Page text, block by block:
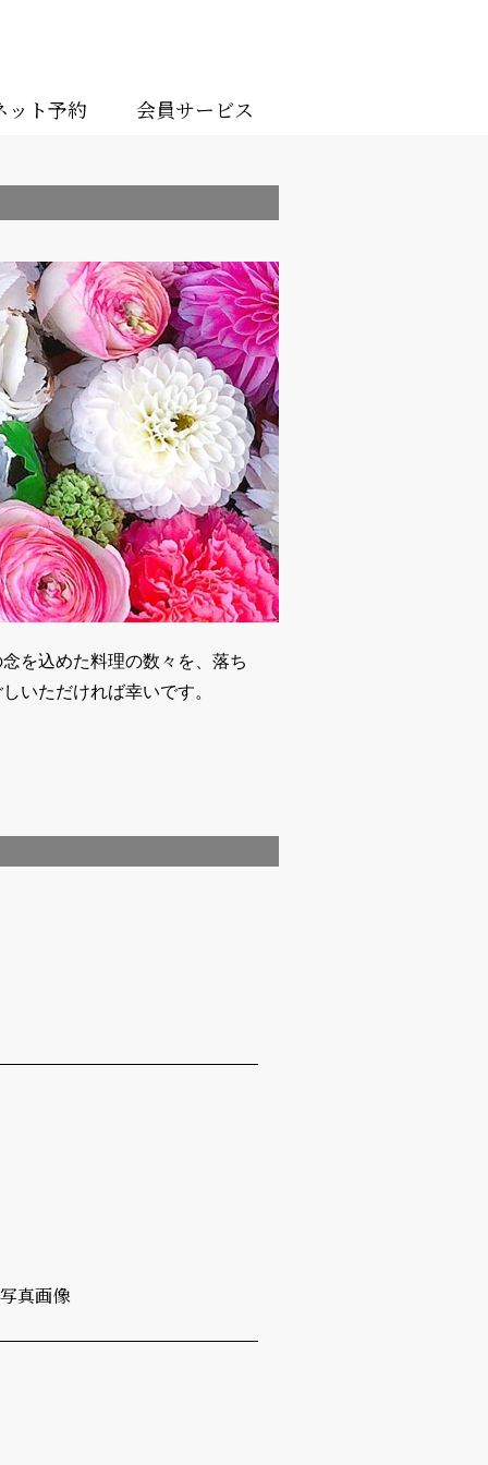
ット予約 会員サービス
を込めた料理の数々を、落ち
いただければ幸いです。
真画像